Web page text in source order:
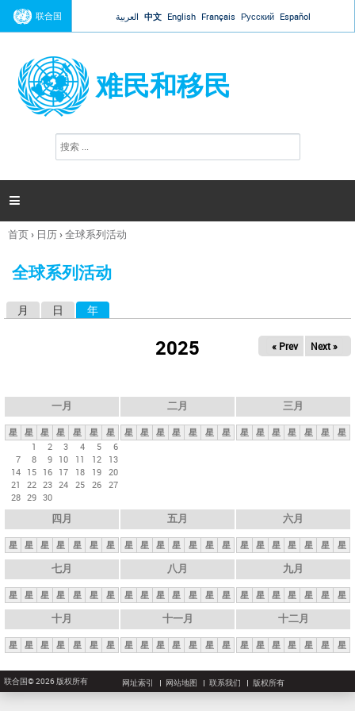
Jump to navigation
联合国 العربية 中文 English Français Русский Español
难民和移民
搜
索

你
这
首页› 日历›全球系列活动
全球系列活动
月 日 年
2025 « Prev Next »
一月
星 星 星 星 星 星
星
1
2 3 4 5
6
7
8 9 10 11 12
13
14 15 16 17 18 19 20
21
22 23 24 25 26 27
28 29 30
二月
星 星 星 星 星 星 星
三月
星 星 星 星 星 星 星
四月
星 星 星 星 星 星 星
五月
星 星 星 星 星 星 星
六月
星 星 星 星 星 星 星
七月
星 星 星 星 星 星 星
八月
星 星 星 星 星 星 星
九月
星 星 星 星 星 星 星
十月
星 星 星 星 星 星 星
十一月
星 星 星 星 星 星 星
十二月
星 星 星 星 星 星 星
联合国© 2026 版权所有 网址索引 网站地图 联系我们 版权所有